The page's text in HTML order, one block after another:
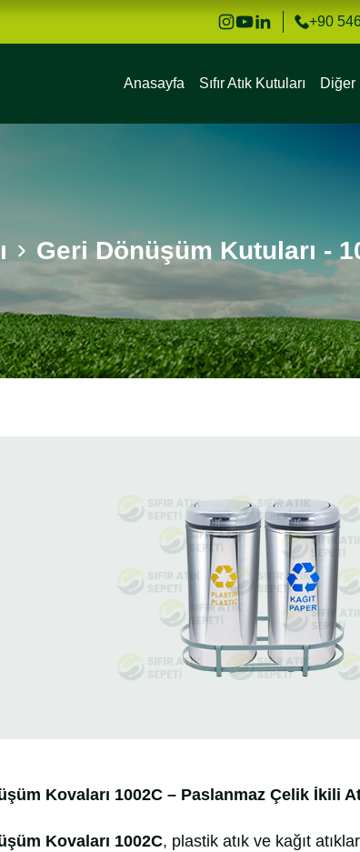
+90
Anasayfa Sıfır Atık Kutuları Diğer
Geri Dönüşüm Kutuları -
Kovaları 1002C – Paslanmaz Çelik İkili
Kovaları 1002C, plastik atık ve kağıt